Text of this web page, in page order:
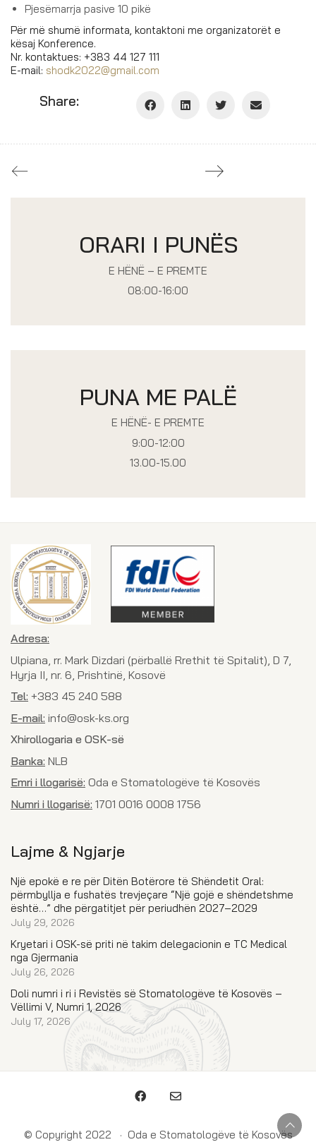
Pjesëmarrja pasive 10 pikë
Për më shumë informata, kontaktoni me organizatorët e
kësaj Konference.
Nr. kontaktues: +383 44 127 111
E-mail: shodk2022@gmail.com
Share:
ORARI I PUNËS
E HËNË – E PREMTE
08:00-16:00
PUNA ME PALË
E HËNË- E PREMTE
9:00-12:00
13.00-15.00
Adresa:
Ulpiana, rr. Mark Dizdari (përballë Rrethit të Spitalit), D 7,
Hyrja II, nr. 6, Prishtinë, Kosovë
Tel: +383 45 240 588
E-mail: info@osk-ks.org
Xhirollogaria e OSK-së
Banka: NLB
Emri i llogarisë: Oda e Stomatologëve të Kosovës
Numri i llogarisë: 1701 0016 0008 1756
Lajme & Ngjarje
Një epokë e re për Ditën Botërore të Shëndetit Oral:
përmbyllja e fushatës trevjeçare “Një gojë e shëndetshme
është…” dhe përgatitjet për periudhën 2027–2029
July 29, 2026
Kryetari i OSK-së priti në takim delegacionin e TC Medical
nga Gjermania
July 26, 2026
Doli numri i ri i Revistës së Stomatologëve të Kosovës –
Vëllimi V, Numri 1, 2026
July 17, 2026
© Copyright 2022 · Oda e Stomatologëve të Kosovës